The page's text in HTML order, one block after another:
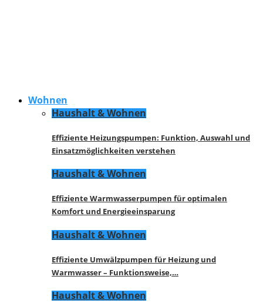
Wohnen
Haushalt & Wohnen
Effiziente Heizungspumpen: Funktion, Auswahl und
Einsatzmöglichkeiten verstehen
Haushalt & Wohnen
Effiziente Warmwasserpumpen für optimalen
Komfort und Energieeinsparung
Haushalt & Wohnen
Effiziente Umwälzpumpen für Heizung und
Warmwasser – Funktionsweise,…
Haushalt & Wohnen